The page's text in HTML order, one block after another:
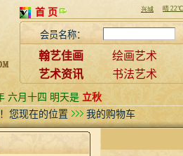
首 页
会员名称：
翰艺佳画
绘画艺术
艺术资讯
书法艺术
六月十四 明天是 立秋
您现在的位置
我的购物车